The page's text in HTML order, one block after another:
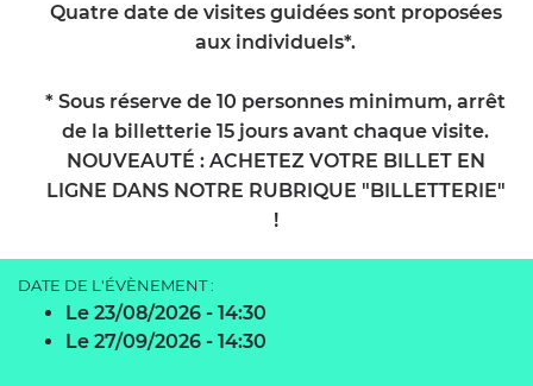
Quatre date de visites guidées sont proposées
aux individuels*.
* Sous réserve de 10 personnes minimum, arrêt
de la billetterie 15 jours avant chaque visite.
NOUVEAUTÉ : ACHETEZ VOTRE BILLET EN
LIGNE DANS NOTRE RUBRIQUE "BILLETTERIE"
!
DATE DE L'ÉVÈNEMENT :
Le 23/08/2026 - 14:30
Le 27/09/2026 - 14:30